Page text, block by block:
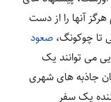
آنها را از دست
صعود
می توانند یک
جاذبه های شهری
یک سفر